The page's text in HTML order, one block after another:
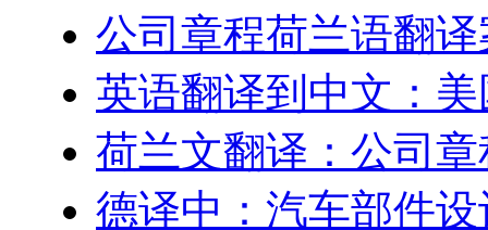
公司章程荷兰语翻
英语翻译到中文：
荷兰文翻译：公司
德译中：汽车部件